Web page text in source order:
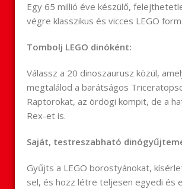
Egy 65 millió éve készülő,
végre klasszikus és vicces LEGO
Tombolj LEGO dinóként:
Válassz a 20 dinoszaurusz közül,
megtalálod a barátságos
Raptorokat, az ördögi kompit, de a
Rex-et is.
Saját, testreszabható
Gyűjts a LEGO borostyánokat,
sel, és hozz létre teljesen egyedi és